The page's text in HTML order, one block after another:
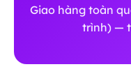
Giao hàng toàn
trình) —